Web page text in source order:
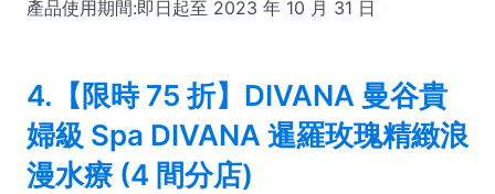
產品使用期間:即日起至 2023 年 10 月 31 日
4.【限時 75 折】DIVANA 曼谷貴
婦級 Spa DIVANA 暹羅玫瑰精緻浪
漫水療 (4 間分店)